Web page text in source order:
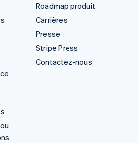
Roadmap produit
Carrières
Presse
Stripe Press
Contactez-nous